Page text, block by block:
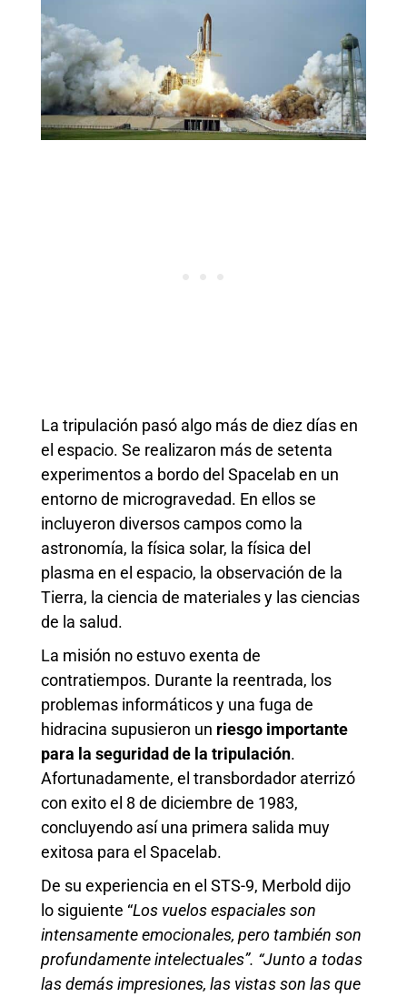
La tripulación pasó algo más de diez días en
el espacio. Se realizaron más de setenta
experimentos a bordo del Spacelab en un
entorno de microgravedad. En ellos se
incluyeron diversos campos como la
astronomía, la física solar, la física del
plasma en el espacio, la observación de la
Tierra, la ciencia de materiales y las ciencias
de la salud.
La misión no estuvo exenta de
contratiempos. Durante la reentrada, los
problemas informáticos y una fuga de
hidracina supusieron un riesgo importante
para la seguridad de la tripulación.
Afortunadamente, el transbordador aterrizó
con exito el 8 de diciembre de 1983,
concluyendo así una primera salida muy
exitosa para el Spacelab.
De su experiencia en el STS-9, Merbold dijo
lo siguiente “Los vuelos espaciales son
intensamente emocionales, pero también son
profundamente intelectuales”. “Junto a todas
las demás impresiones, las vistas son las que